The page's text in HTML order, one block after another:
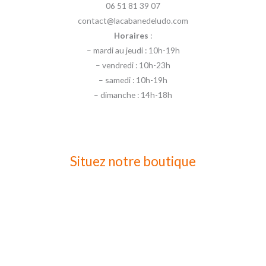
06 51 81 39 07
contact@lacabanedeludo.com
Horaires :
– mardi au jeudi : 10h-19h
– vendredi : 10h-23h
– samedi : 10h-19h
– dimanche : 14h-18h
Situez notre boutique